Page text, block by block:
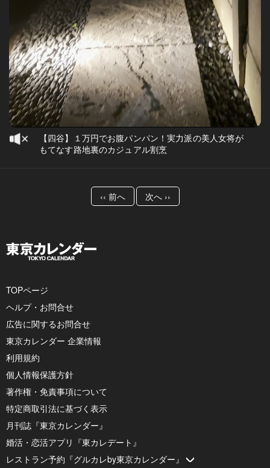
【四谷】１万円でお腹パンパン！実力派の美人女将が
もてなす路地裏のカジュアル割烹
‹‹ 前へ 次へ ››
TOPページ
ヘルプ・お問合せ
広告に関するお問合せ
東京カレンダー 企業情報
利用規約
個人情報保護方針
著作権・免責事項について
特定商取引法に基づく表示
月刊誌『東京カレンダー』
婚活・恋活アプリ『東カレデート』
レストラン予約『グルカレby東京カレンダー』